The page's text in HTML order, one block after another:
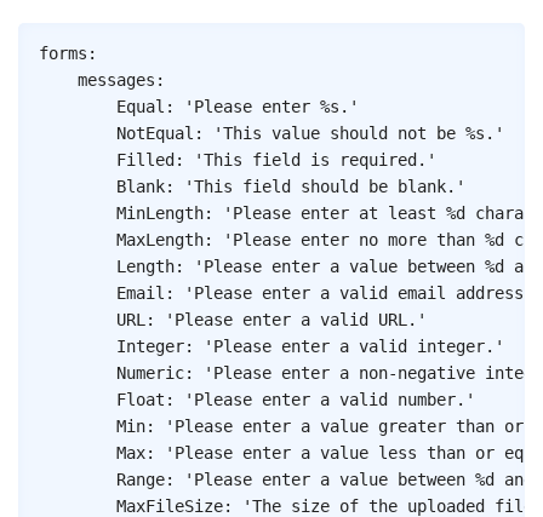
forms :
messages :
Equal :
'Please enter %s.'
NotEqual :
'This value should not be %s.'
Filled:
'This field is required.'
Blank:
'This field should be blank.'
MinLength:
'Please enter at least %d
MaxLength:
'Please enter no more than %d
Length:
'Please enter a value between %d
Email :
'Please enter a valid email address.'
URL :
'Please enter a valid URL.'
Integer:
'Please enter a valid integer.'
Numeric:
'Please enter a non-negative
Float :
'Please enter a valid number.'
Min:
'Please enter a value greater than or
Max:
'Please enter a value less than or
Range:
'Please enter a value between %d and
MaxFileSize:
'The size of the uploaded file